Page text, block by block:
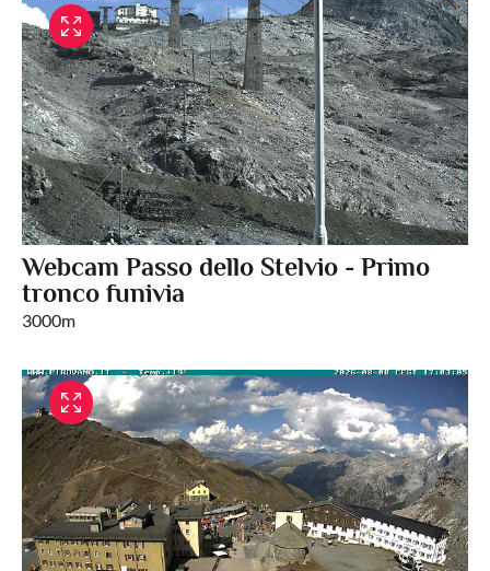
Webcam Passo dello Stelvio - Primo
tronco funivia
3000m